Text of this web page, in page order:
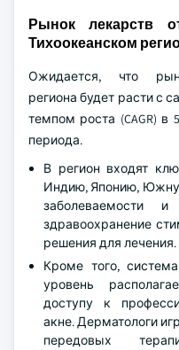
Рынок лекарств
Тихоокеанском
Ожидается, что
региона будет расти с
темпом роста (CAGR) в
периода.
В регион входят
Индию, Японию,
заболеваемости
здравоохранение
решения для лечения.
Кроме того,
уровень
доступу к
акне. Дерматологи
передовых